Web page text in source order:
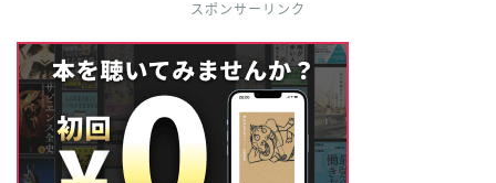
スポンサーリンク